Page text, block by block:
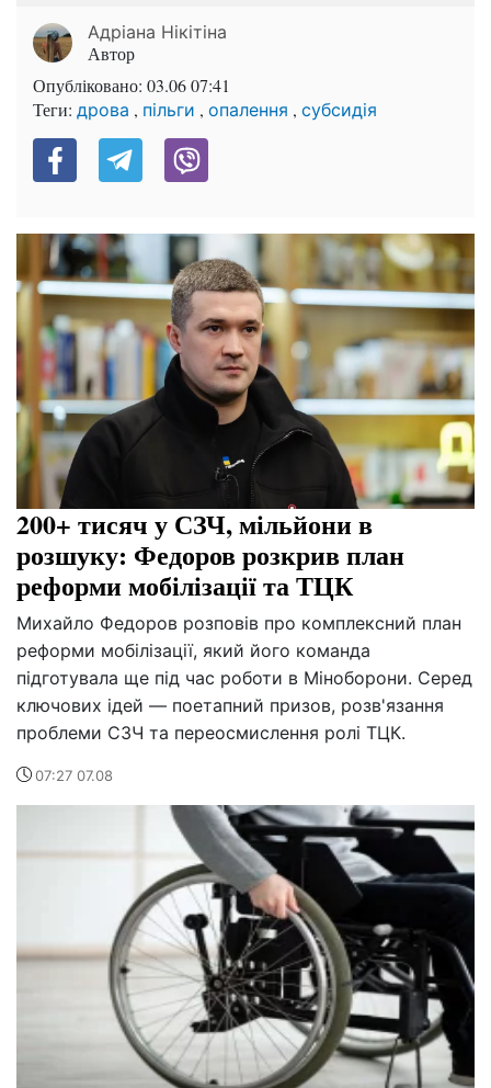
Адріана Нікітіна
Автор
Опубліковано: 03.06 07:41
Теги: дрова , пільги , опалення , субсидія
200+ тисяч у СЗЧ, мільйони в
розшуку: Федоров розкрив план
реформи мобілізації та ТЦК
Михайло Федоров розповів про комплексний план
реформи мобілізації, який його команда
підготувала ще під час роботи в Міноборони. Серед
ключових ідей — поетапний призов, розв'язання
проблеми СЗЧ та переосмислення ролі ТЦК.
07:27 07.08